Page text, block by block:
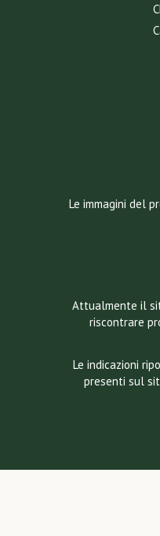
Le immagini del
Attualmente il
riscontrare
Le indicazioni
presenti sul